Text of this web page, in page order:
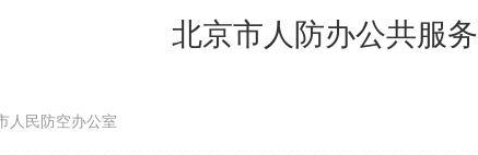
北京市人防办公共服
人民防空办公室